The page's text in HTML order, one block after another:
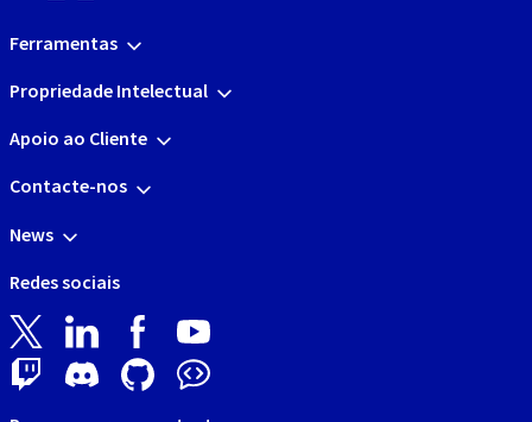
Ferramentas
Propriedade Intelectual
Apoio ao Cliente
Contacte-nos
News
Redes sociais